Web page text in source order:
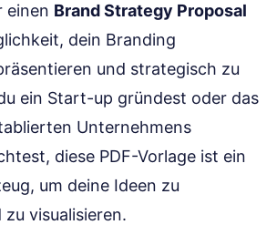
einen Brand Strategy Proposal
dein Branding
und strategisch zu
ein Start-up gründest oder das
Unternehmens
diese PDF-Vorlage ist ein
um deine Ideen zu
visualisieren.